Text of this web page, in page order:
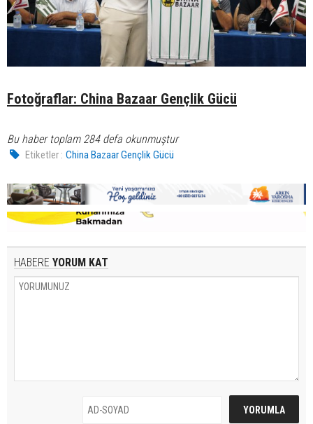
Fotoğraflar: China Bazaar Gençlik Gücü
Bu haber toplam 284 defa okunmuştur
Etiketler : China Bazaar Gençlik Gücü
HABERE YORUM KAT